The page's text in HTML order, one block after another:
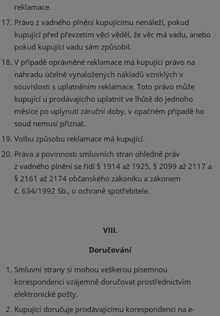
reklamace.
Právo z vadného plnění kupujícímu nenáleží, pokud
kupující před převzetím věci věděl, že věc má vadu, anebo
pokud kupující vadu sám způsobil.
V případě oprávněné reklamace má kupující právo na
náhradu účelně vynaložených nákladů vzniklých v
souvislosti s uplatněním reklamace. Toto právo může
kupující u prodávajícího uplatnit ve lhůtě do jednoho
měsíce po uplynutí záruční doby, v opačném případě ho
soud nemusí přiznat.
Volbu způsobu reklamace má kupující.
Práva a povinnosti smluvních stran ohledně práv
z vadného plnění se řídí § 1914 až 1925, § 2099 až 2117 a
§ 2161 až 2174 občanského zákoníku a zákonem
č. 634/1992 Sb., o ochraně spotřebitele.
VIII.
Doručování
Smluvní strany si mohou veškerou písemnou
korespondenci vzájemně doručovat prostřednictvím
elektronické pošty.
Kupující doručuje prodávajícímu korespondenci na e-